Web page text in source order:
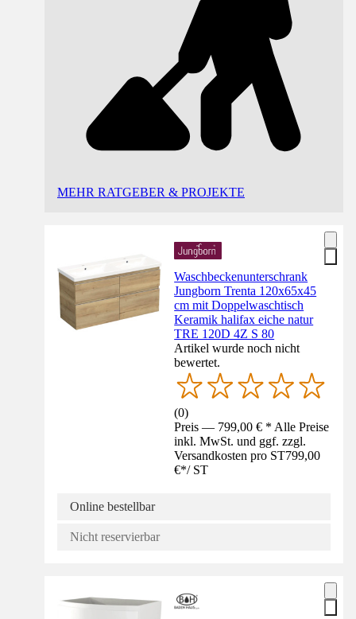
MEHR RATGEBER & PROJEKTE
Waschbeckenunterschrank
Jungborn Trenta 120x65x45
cm mit Doppelwaschtisch
Keramik halifax eiche natur
TRE 120D 4Z S 80
Artikel wurde noch nicht
bewertet.
(0)
Preis — 799,00 € * Alle Preise
inkl. MwSt. und ggf. zzgl.
Versandkosten pro ST799,00
€*/ ST
Online bestellbar
Nicht reservierbar